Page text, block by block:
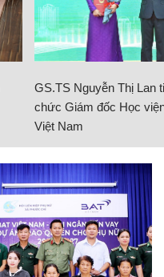
GS.TS Nguyễn Thị Lan
chức Giám đốc Học
Việt Nam